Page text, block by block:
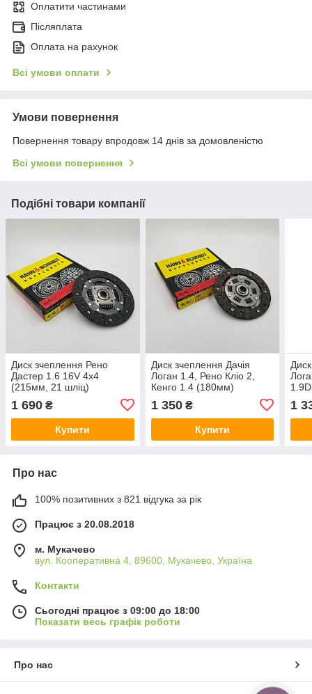
Оплатити частинами
Післяплата
Оплата на рахунок
Всі умови оплати
Умови повернення
Повернення товару впродовж 14 днів за домовленістю
Всі умови повернення
Подібні товари компанії
Диск зчеплення Рено
Дастер 1.6 16V 4x4
(215мм, 21 шліц)
600154215E
1 690 ₴
Купити
Диск зчеплення Дачія
Логан 1.4, Рено Кліо 2,
Кенго 1.4 (180мм)
7700103571
1 350₴
Купити
1
Про нас
100% позитивних з 821 відгука за рік
Працює з 20.08.2018
м. Мукачево
вул. Кооперативна 4, 89600, Мукачево, Україна
Контакти
Сьогодні працює з 09:00 до 18:00
Показати весь графік роботи
Про нас